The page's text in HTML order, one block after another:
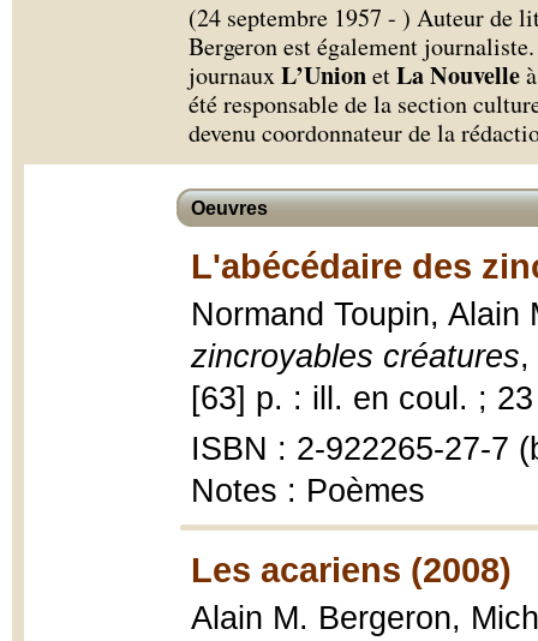
(24 septembre 1957 - ) Auteur de
Bergeron est également
journauxL’UnionetLa Nouvelle
été responsable de la section
devenu coordonnateur de la
Oeuvres
L'abécédaire des
Normand Toupin,
zincroyables créatures,
[63] p. : ill. en coul. ;
ISBN : 2-922265-27-7
Notes : Poèmes
Les acariens (2008)
Alain M. Bergeron,